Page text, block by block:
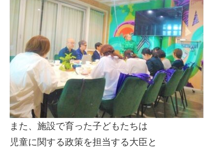
また、施設で育った子どもたちは
児童に関する政策を担当する大臣と